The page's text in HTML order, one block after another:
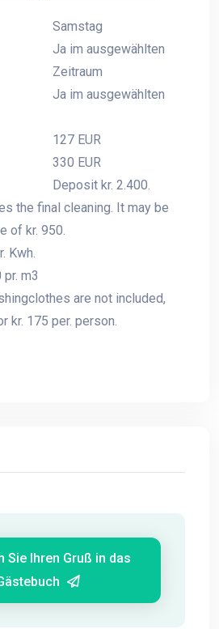
Samstag
Ja im ausgewählten
Zeitraum
Ja im ausgewählten
127 EUR
330 EUR
Deposit kr. 2.400.
the final cleaning. It may be
of kr. 950.
Kwh.
m3
are not included,
kr. 175 per. person.
Sie Ihren Gruß in das